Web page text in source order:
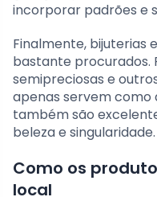
incorporar padrões e
Finalmente, bijuterias
bastante procurados.
semipreciosas e
apenas servem como
também são
beleza e singularidade.
Como os
local